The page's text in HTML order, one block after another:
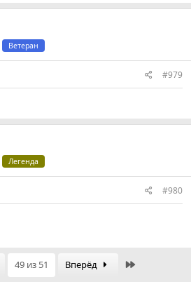
Ветеран
#979
Легенда
#980
49 из 51 Вперёд